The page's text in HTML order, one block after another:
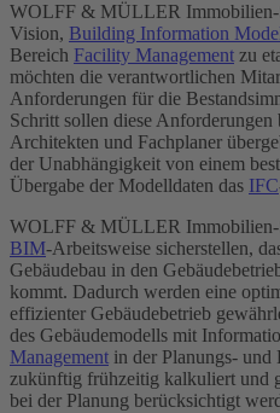
WOLFF & MÜLLER Immobilien-
Vision, Building Information
Bereich Facility Management zu
möchten die verantwortlichen
Anforderungen für die
Schritt sollen diese Anforderungen
Architekten und Fachplaner
der Unabhängigkeit von einem
Übergabe der Modelldaten das IFC
WOLFF & MÜLLER Immobilien-
BIM-Arbeitsweise sicherstellen,
Gebäudebau in den
kommt. Dadurch werden eine
effizienter Gebäudebetrieb
des Gebäudemodells mit
Management in der Planungs- und
zukünftig frühzeitig kalkuliert und
bei der Planung berücksichtigt